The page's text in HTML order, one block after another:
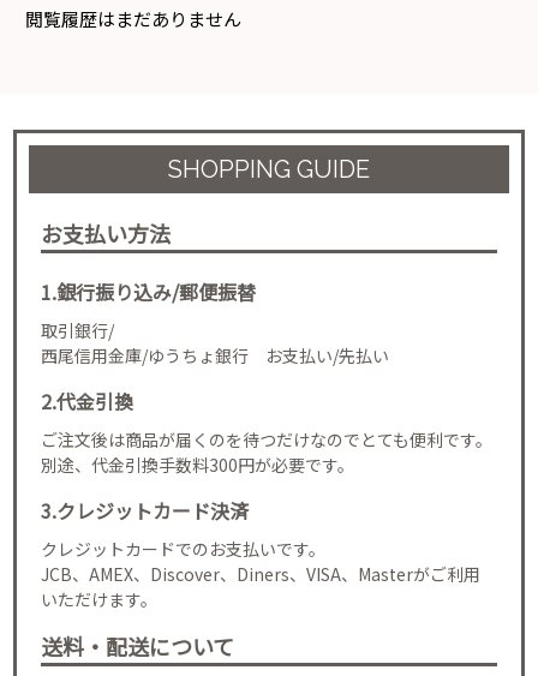
閲覧履歴はまだありません
SHOPPING GUIDE
お支払い方法
1.銀行振り込み/郵便振替
取引銀行/
西尾信用金庫/ゆうちょ銀行 お支払い/先払い
2.代金引換
ご注文後は商品が届くのを待つだけなのでとても便利です。
別途、代金引換手数料300円が必要です。
3.クレジットカード決済
クレジットカードでのお支払いです。
JCB、AMEX、Discover、Diners、VISA、Masterがご利用
いただけます。
送料・配送について